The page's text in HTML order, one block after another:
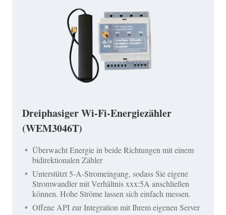
Dreiphasiger Wi-Fi-Energiezähler
(WEM3046T)
Überwacht Energie in beide Richtungen mit einem
bidirektionalen Zähler
Unterstützt 5-A-Stromeingang, sodass Sie eigene
Stromwandler mit Verhältnis xxx:5A anschließen
können. Hohe Ströme lassen sich einfach messen.
Offene API zur Integration mit Ihrem eigenen Server